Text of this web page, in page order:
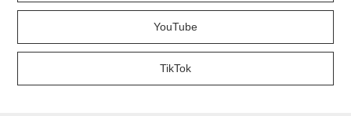
YouTube
TikTok